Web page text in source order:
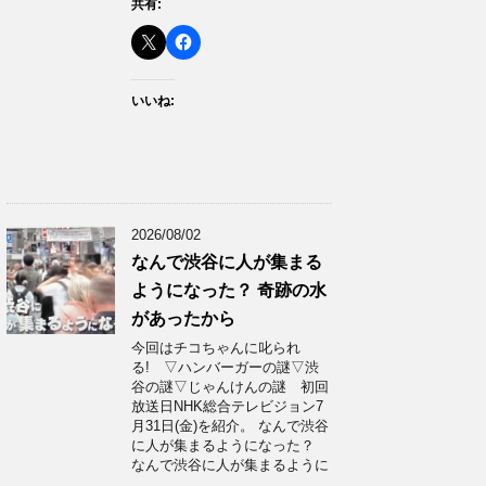
共有:
いいね:
2026/08/02
なんで渋谷に人が集まる
ようになった？ 奇跡の水
があったから
今回はチコちゃんに叱られ
る! ▽ハンバーガーの謎▽渋
谷の謎▽じゃんけんの謎 初回
放送日NHK総合テレビジョン7
月31日(金)を紹介。 なんで渋谷
に人が集まるようになった？
なんで渋谷に人が集まるように